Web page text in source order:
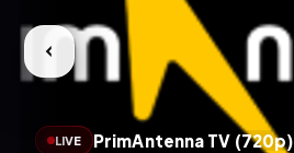
LIVE PrimAntenna TV (720p)